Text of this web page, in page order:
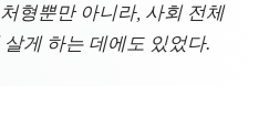
형뿐만 아니라, 사회 전체
게 하는 데에도 있었다.